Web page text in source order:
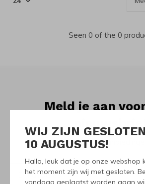
WIJ ZIJN
10 AUGUSTUS!
Hallo, leuk dat je op onze webshop
het moment zijn wij met gesloten.
vandaag geplaatst worden gaan
Seen 0 of the 0
Meld je aan
Ontvang de nieuwste